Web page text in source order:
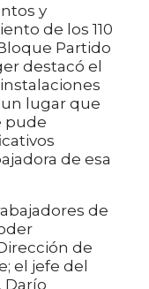
y
de los 110
Partido
destacó el
lugar que
pude
de esa
de
de
el jefe del
Darío